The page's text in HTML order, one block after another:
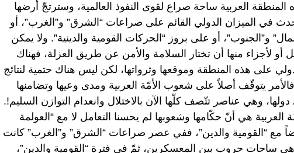
العربية ساحة صراع لقوى النفوذ العالمية، وسترتجّ أرضها
في الميزان الدولي القائم على صراعات “الشرق” و”الغرب”، أو
و”الجنوب”، أو على بروز “الحركات القومية والدينية”. ولا يمكن
أو لأجزاء منها أن تختار السلامة والأمن عن طريق العزلة، فهناك
على هذه المنطقة وموقعها وثرواتها، لكن ليس هناك حتمية لنتائج
يتوقّف أصلاً على شعوب الأمّة العربية ومدى وعيها وتضامنها
وهي عناصر تتّصف كلّها الآن بالاختلال وانعدام التوازن السليم!.
العربية هي أنّ حكّامها وشعوبها لم يحسنا التعامل لا مع “العولمة
أيضاً مع “القومية والدين”، ففي عصر صراعات “الشرق” و”الغرب” كانت
هي ساحات حروب بين المعسكرين، ثمّ في فترة “القومية والدين”،